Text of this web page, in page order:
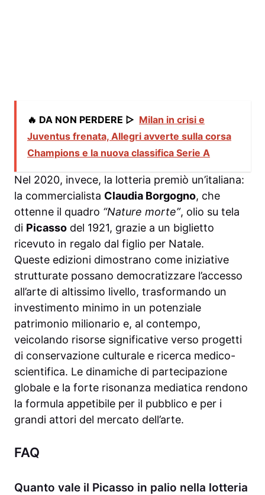
🔥 DA NON PERDERE ▷ Milan in crisi e
Juventus frenata, Allegri avverte sulla corsa
Champions e la nuova classifica Serie A
Nel 2020, invece, la lotteria premiò un’italiana:
la commercialista Claudia Borgogno, che
ottenne il quadro “Nature morte”, olio su tela
di Picasso del 1921, grazie a un biglietto
ricevuto in regalo dal figlio per Natale.
Queste edizioni dimostrano come iniziative
strutturate possano democratizzare l’accesso
all’arte di altissimo livello, trasformando un
investimento minimo in un potenziale
patrimonio milionario e, al contempo,
veicolando risorse significative verso progetti
di conservazione culturale e ricerca medico-
scientifica. Le dinamiche di partecipazione
globale e la forte risonanza mediatica rendono
la formula appetibile per il pubblico e per i
grandi attori del mercato dell’arte.
FAQ
Quanto vale il Picasso in palio nella lotteria